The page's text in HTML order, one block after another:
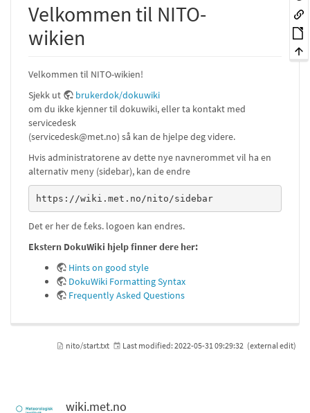
Velkommen til NITO-
wikien
Velkommen til NITO-wikien!
Sjekk ut
brukerdok/dokuwiki
om du ikke kjenner til dokuwiki, eller ta kontakt med
servicedesk
(servicedesk@met.no) så kan de hjelpe deg videre.
Hvis administratorene av dette nye navnerommet vil ha en
alternativ meny (sidebar), kan de endre
https://wiki.met.no/nito/sidebar
Det er her de f.eks. logoen kan endres.
Ekstern DokuWiki hjelp finner dere her:
Hints on good style
DokuWiki Formatting Syntax
Frequently Asked Questions
nito/start.txt Last modified: 2022-05-31 09:29:32 (external edit)
wiki.met.no